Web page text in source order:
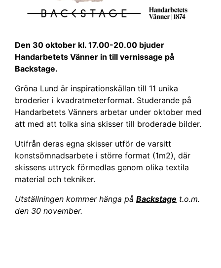
Den 30 oktober kl. 17.00-20.00 bjuder
Handarbetets Vänner in till vernissage på
Backstage.
Gröna Lund är inspirationskällan till 11 unika
broderier i kvadratmeterformat. Studerande på
Handarbetets Vänners arbetar under oktober med
att med att tolka sina skisser till broderade bilder.
Utifrån deras egna skisser utför de varsitt
konstsömnadsarbete i större format (1m2), där
skissens uttryck förmedlas genom olika textila
material och tekniker.
Utställningen kommer hänga på Backstage t.o.m.
den 30 november.